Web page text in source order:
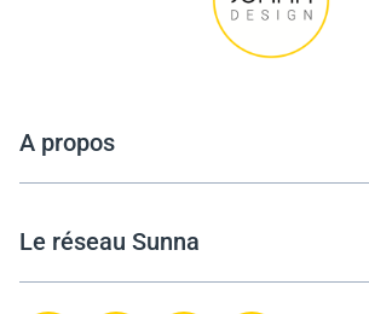
A propos
Le réseau Sunna